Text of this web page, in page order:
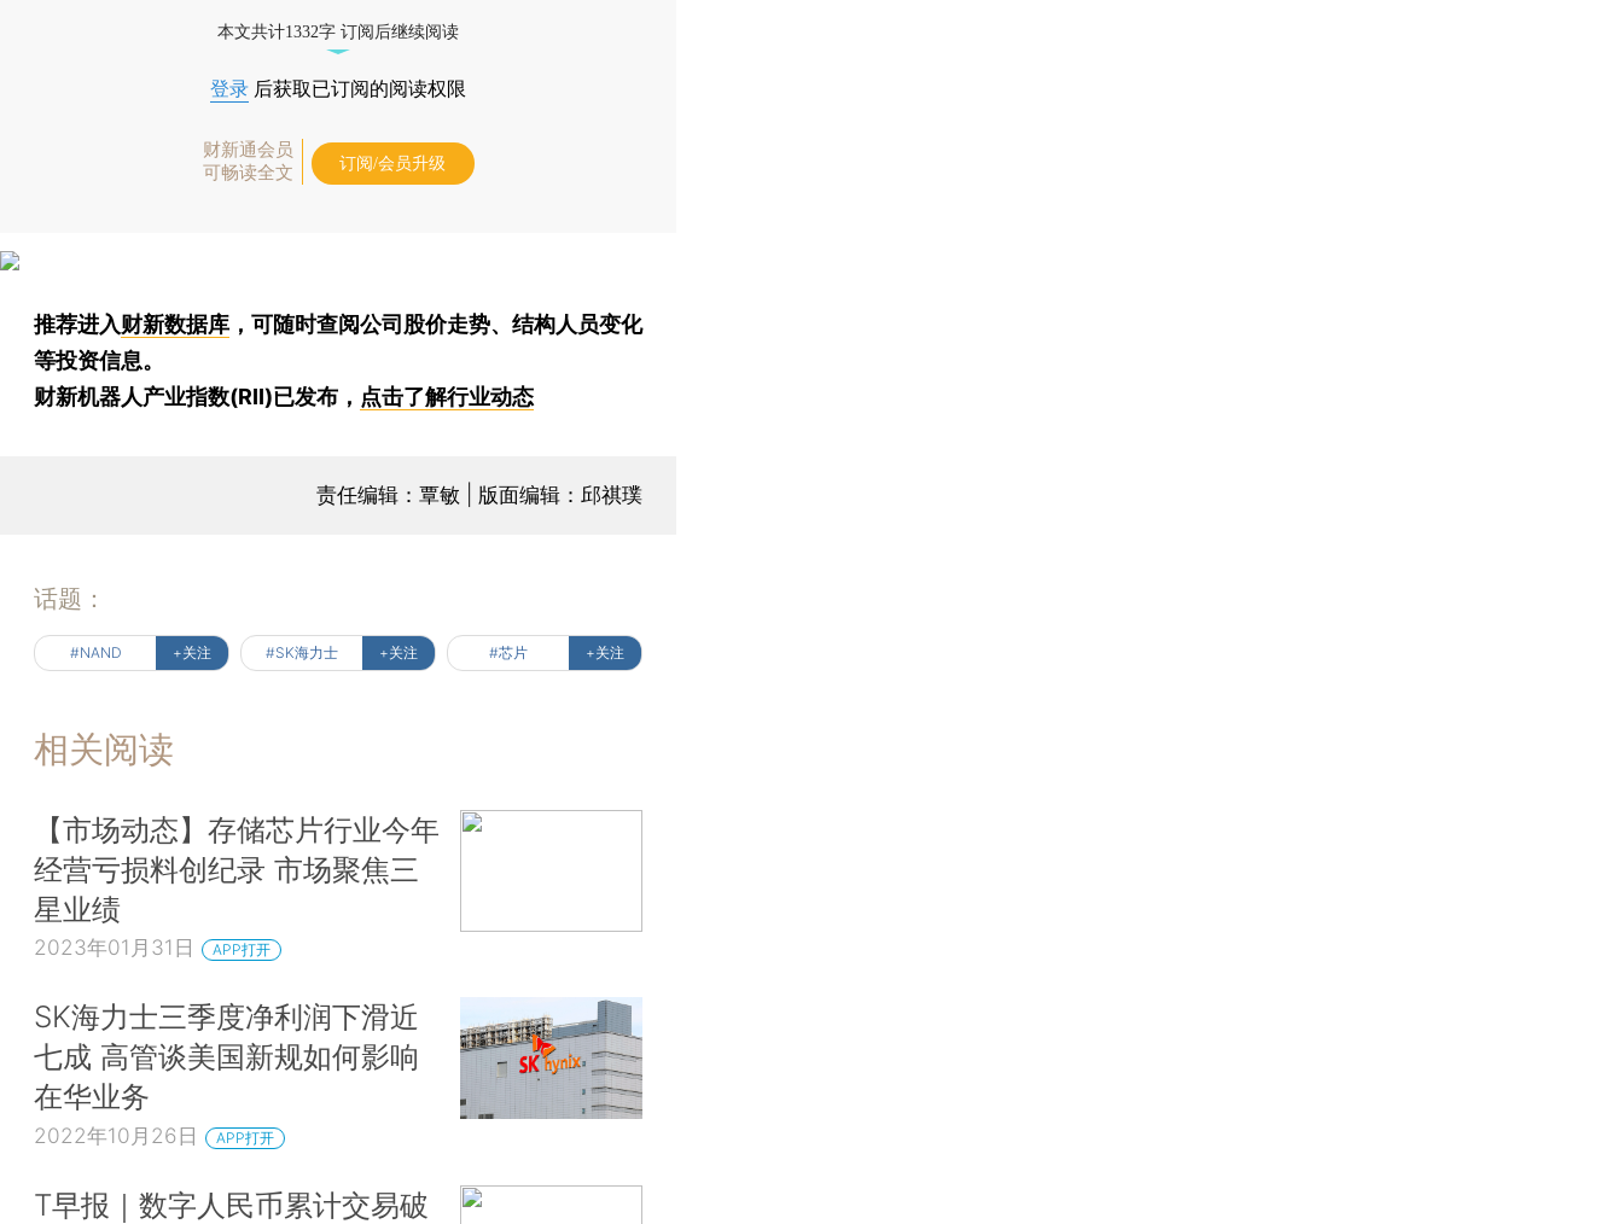
本文共计1332字 订阅后继续阅读
登录 后获取已订阅的阅读权限
财新通会员
可畅读全文
订阅/会员升级
推荐进入财新数据库 ，可随时查阅公司股价走势、结构人员变化
等投资信息。
财新机器人产业指数(RII)已发布， 点击了解行业动态
责任编辑：覃敏 | 版面编辑：邱祺璞
话题：
#NAND +关注 #SK海力士 +关注 #芯片 +关注
相关阅读
【市场动态】存储芯片行业今年
经营亏损料创纪录 市场聚焦三
星业绩
2023年01月31日 APP打开
SK海力士三季度净利润下滑近
七成 高管谈美国新规如何影响
在华业务
2022年10月26日 APP打开
T早报｜数字人民币累计交易破